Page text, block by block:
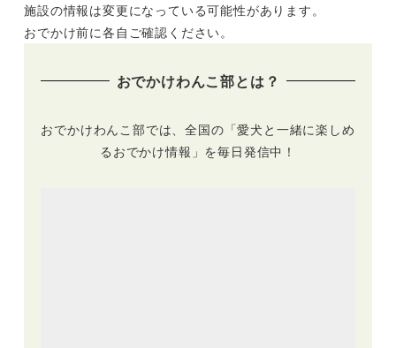
施設の情報は変更になっている可能性があります。
おでかけ前に各自ご確認ください。
おでかけわんこ部とは？
おでかけわんこ部では、全国の「愛犬と一緒に楽しめ
るおでかけ情報」を毎日発信中！